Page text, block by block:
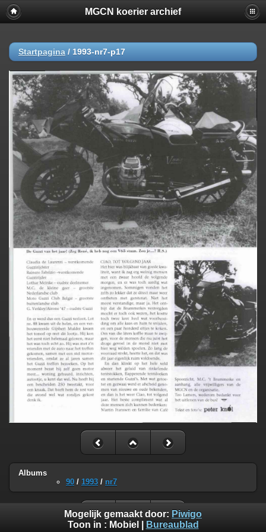
MGCN koerier archief
Startpagina / 1993-nr7-p17
Albums
90 / 1993 / nr7
Mogelijk gemaakt door: Piwigo
Toon in : Mobiel Bureaublad